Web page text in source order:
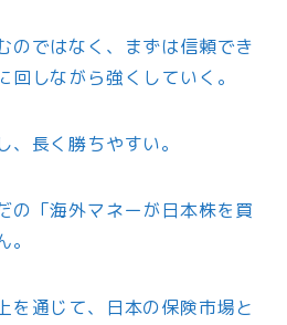
のではなく、まずは信頼でき
しながら強くしていく。
長く勝ちやすい。
の「海外マネーが日本株を買
を通じて、日本の保険市場と